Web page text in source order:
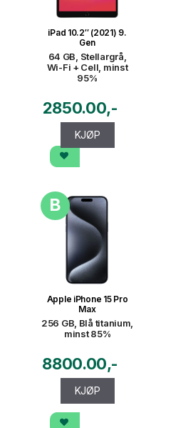
iPad 10.2″ (2021) 9.
Gen
64 GB, Stellargrå,
Wi-Fi + Cell, minst
95%
2850.00
KJØP
B
Apple iPhone 15 Pro
Max
256 GB, Blå titanium,
minst 85%
8800.00
KJØP